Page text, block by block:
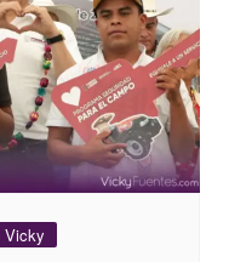
Vicky